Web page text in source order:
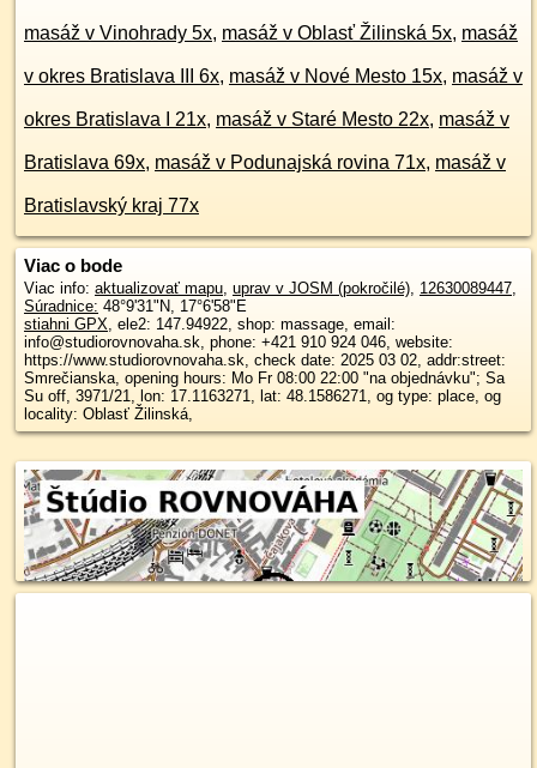
masáž v Vinohrady 5x, masáž v Oblasť Žilinská 5x, masáž
v okres Bratislava III 6x, masáž v Nové Mesto 15x, masáž v
okres Bratislava I 21x, masáž v Staré Mesto 22x, masáž v
Bratislava 69x, masáž v Podunajská rovina 71x, masáž v
Bratislavský kraj 77x
Viac o bode
Viac info: aktualizovať mapu, uprav v JOSM (pokročilé), 12630089447,
Súradnice: 48°9'31"N, 17°6'58"E
stiahni GPX, ele2: 147.94922, shop: massage, email:
info@studiorovnovaha.sk, phone: +421 910 924 046, website:
https://www.studiorovnovaha.sk, check date: 2025 03 02, addr:street:
Smrečianska, opening hours: Mo Fr 08:00 22:00 "na objednávku"; Sa
Su off, 3971/21, lon: 17.1163271, lat: 48.1586271, og type: place, og
locality: Oblasť Žilinská,